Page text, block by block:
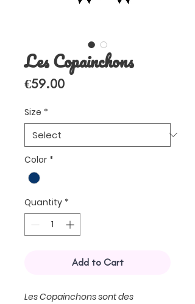
Les Copainchons
€59.00Price
Size *
Color *
Quantity *
Add to Cart
Les Copainchons sont des